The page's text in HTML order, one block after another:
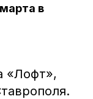
в
«Лофт»,